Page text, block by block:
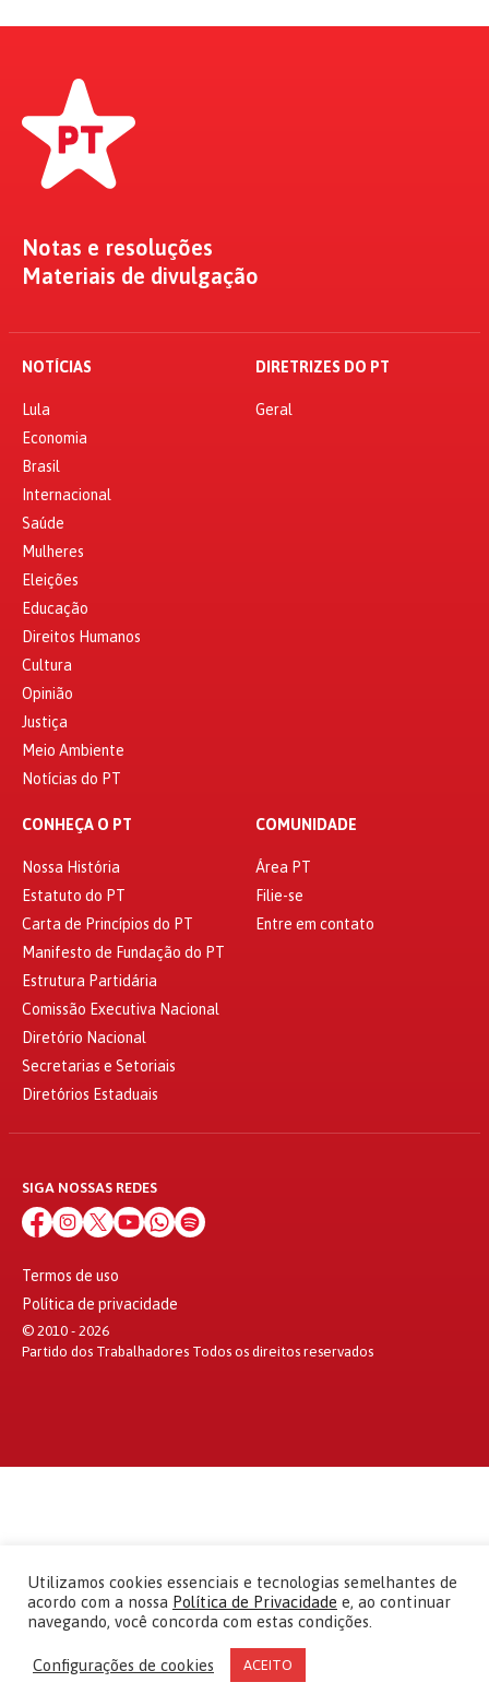
Notas e resoluções
Materiais de divulgação
NOTÍCIAS
Lula
Economia
Brasil
Internacional
Saúde
Mulheres
Eleições
Educação
Direitos Humanos
Cultura
Opinião
Justiça
Meio Ambiente
Notícias do PT
DIRETRIZES DO PT
Geral
CONHEÇA O PT
Nossa História
Estatuto do PT
Carta de Princípios do PT
Manifesto de Fundação do PT
Estrutura Partidária
Comissão Executiva Nacional
Diretório Nacional
Secretarias e Setoriais
Diretórios Estaduais
COMUNIDADE
Área PT
Filie-se
Entre em contato
SIGA NOSSAS REDES
Termos de uso
Política de privacidade
© 2010 - 2026
Partido dos Trabalhadores Todos os direitos reservados
Utilizamos cookies essenciais e tecnologias semelhantes de
acordo com a nossa Política de Privacidade e, ao continuar
navegando, você concorda com estas condições.
Configurações de cookies ACEITO